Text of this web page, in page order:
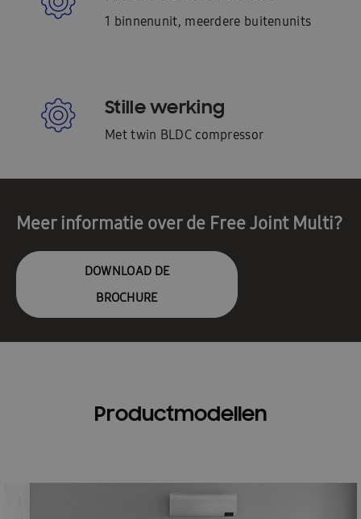
1 binnenunit, meerdere buitenunits
Stille werking
Met twin BLDC compressor
Meer informatie over de Free Joint Multi?
DOWNLOAD DE
BROCHURE
Productmodellen